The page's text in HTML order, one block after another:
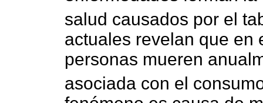
salud causados por el
actuales revelan que en
personas mueren
asociada con el